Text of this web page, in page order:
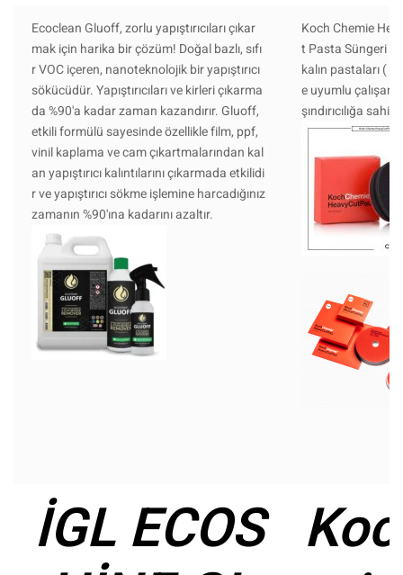
Ecoclean Gluoff, zorlu yapıştırıcıları çıkar
mak için harika bir çözüm! Doğal bazlı, sıfı
r VOC içeren, nanoteknolojik bir yapıştırıcı
sökücüdür. Yapıştırıcıları ve kirleri çıkarma
da %90'a kadar zaman kazandırır. Gluoff,
etkili formülü sayesinde özellikle film, ppf,
vinil kaplama ve cam çıkartmalarından kal
an yapıştırıcı kalıntılarını çıkarmada etkilidi
r ve yapıştırıcı sökme işlemine harcadığınız
zamanın %90'ına kadarını azaltır.
Koch Chemie
t Pasta Süngeri ,
kalın pastaları (
e uyumlu çalışan
şındırıcılığa
İGL ECOS